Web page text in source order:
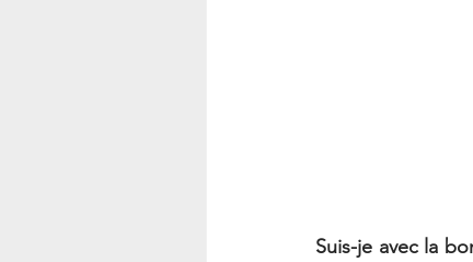
Suis-je avec la